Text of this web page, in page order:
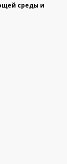
среды и